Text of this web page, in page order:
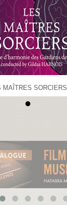
MAÎTRES SORCIERS